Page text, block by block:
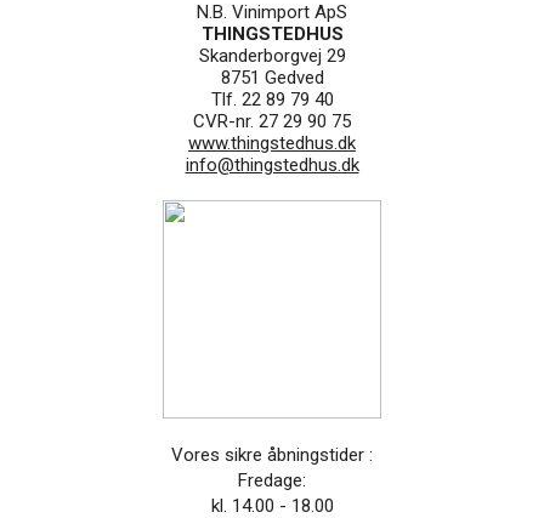
N.B. Vinimport ApS
THINGSTEDHUS
Skanderborgvej 29
8751 Gedved
Tlf. 22 89 79 40
CVR-nr. 27 29 90 75
www.thingstedhus.dk
info@thingstedhus.dk
Vores sikre åbningstider :
Fredage:
kl. 14.00 - 18.00